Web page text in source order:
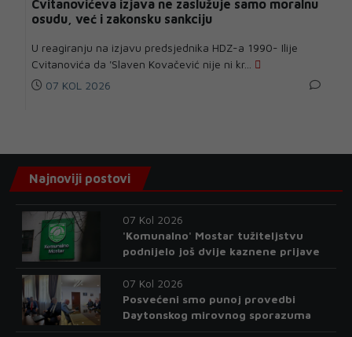
Cvitanovićeva izjava ne zaslužuje samo moralnu
osudu, već i zakonsku sankciju
U reagiranju na izjavu predsjednika HDZ-a 1990- Ilije
Cvitanovića da 'Slaven Kovačević nije ni kr...
07 KOL 2026
Najnoviji postovi
07 Kol 2026
'Komunalno' Mostar tužiteljstvu
podnijelo još dvije kaznene prijave
07 Kol 2026
Posvećeni smo punoj provedbi
Daytonskog mirovnog sporazuma